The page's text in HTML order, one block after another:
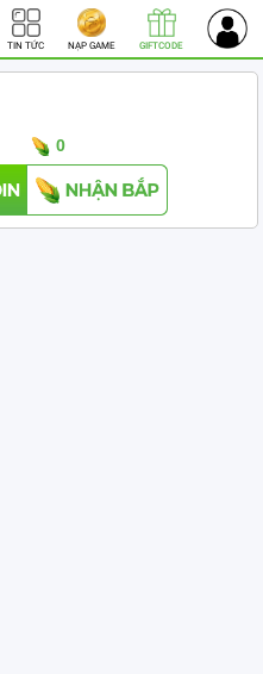
TIN TỨC NẠP GAME GIFTCODE
0